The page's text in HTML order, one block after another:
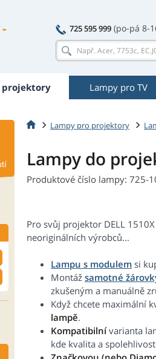
725 595 999 (po-pá 8-
projektory Lampy pro TV
Lampy pro projektory
Lampy do
Produktové číslo lampy: 725-
Pro svůj projektor DELL
neoriginálních výrobců...
Lampu s modulem si
Montáž samotné
zkušeným a manuálně
Když chcete maximální
lampě.
Kompatibilnívarianta
kde kvalita a